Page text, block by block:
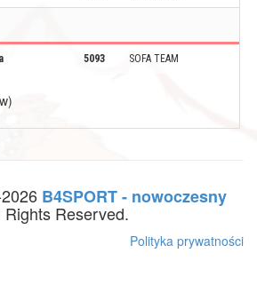
5093 SOFA TEAM
B4SPORT - nowoczesny
Rights Reserved.
Polityka prywatności